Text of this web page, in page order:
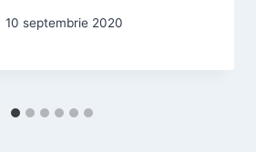
10 septembrie 2020